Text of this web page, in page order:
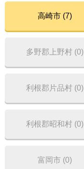
高崎市 (7)
多野郡上野村 (0)
利根郡片品村 (0)
利根郡昭和村 (0)
富岡市 (0)